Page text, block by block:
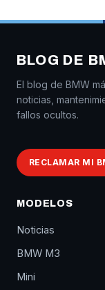
BLOG DE
El blog de BMW
noticias,
fallos ocultos.
RECLAMAR MI
MODELOS
Noticias
BMW M3
Mini